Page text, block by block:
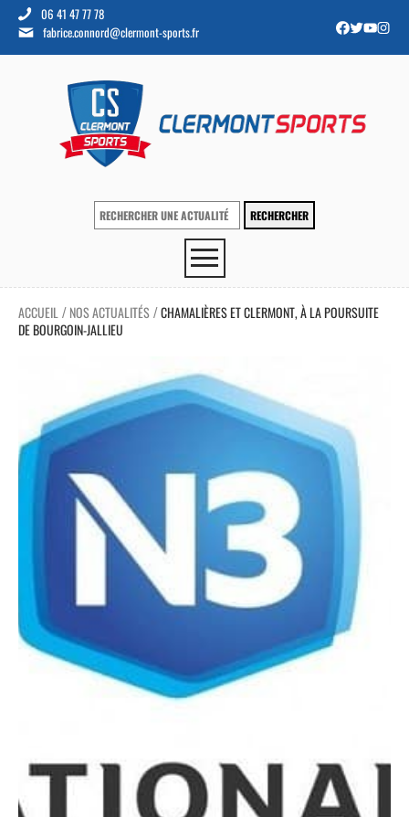
06 41 47 77 78
fabrice.connord@clermont-sports.fr
ACCUEIL / NOS ACTUALITÉS /CHAMALIÈRES ET CLERMONT, À LA POURSUITE
DE BOURGOIN-JALLIEU